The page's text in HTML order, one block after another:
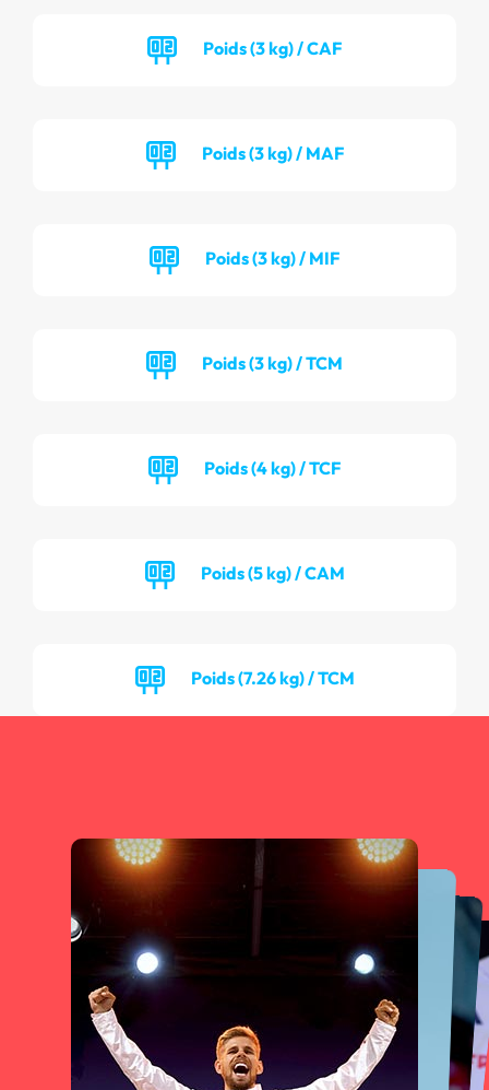
Poids (3 kg) / CAF
Poids (3 kg) / MAF
Poids (3 kg) / MIF
Poids (3 kg) / TCM
Poids (4 kg) / TCF
Poids (5 kg) / CAM
Poids (7.26 kg) / TCM